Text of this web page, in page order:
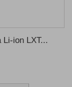
Li-ion LXT...